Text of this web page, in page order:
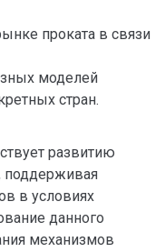
проката в связи
моделей
стран.
развитию
поддерживая
в условиях
данного
механизмов